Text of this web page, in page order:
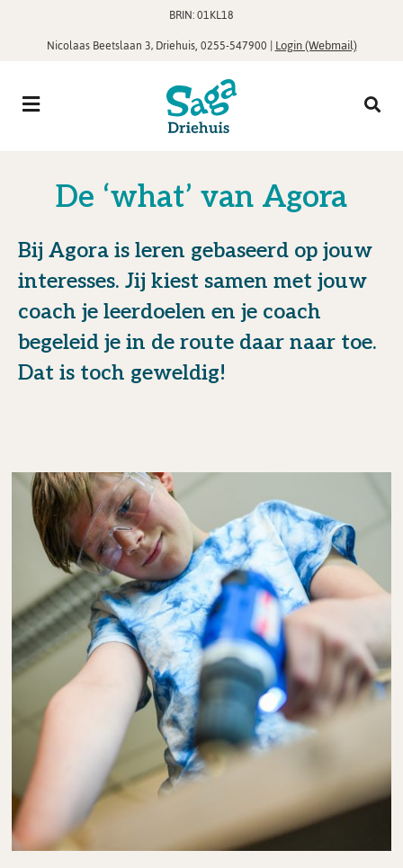
BRIN: 01KL18
Nicolaas Beetslaan 3, Driehuis,0255-547900 |Login (Webmail)
De ‘what’ van Agora
Bij Agora is leren gebaseerd op jouw
interesses. Jij kiest samen met jouw
coach je leerdoelen en je coach
begeleid je in de route daar naar toe.
Dat is toch geweldig!